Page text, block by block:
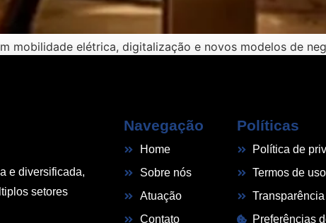
mobilidade elétrica, digitalização e novos modelos de
e diversificada,
setores
Navegação
Home
Sobre nós
Atuação
Contato
Políticas
Política de
Termos de uso
Transparência
Preferências